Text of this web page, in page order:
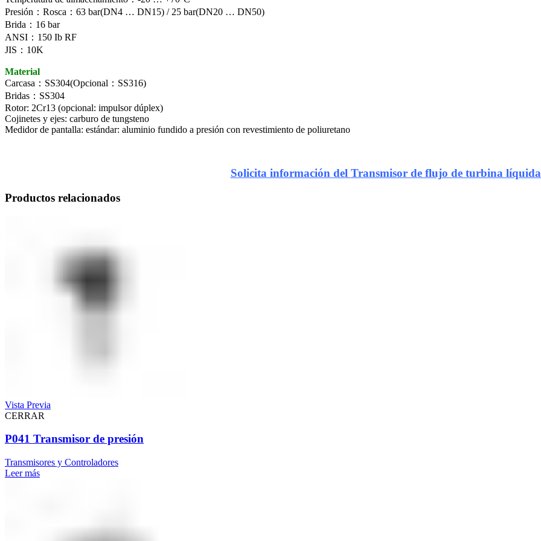
Presión：Rosca：63 bar(DN4 … DN15) / 25 bar(DN20 … DN50)
Brida：16 bar
ANSI：150 Ib RF
JIS：10K
Material
Carcasa：SS304(Opcional：SS316)
Bridas：SS304
Rotor: 2Cr13 (opcional: impulsor dúplex)
Cojinetes y ejes: carburo de tungsteno
Medidor de pantalla: estándar: aluminio fundido a presión con revestimiento de poliuretano
Solicita información del Transmisor de flujo de turbina
Productos relacionados
Vista Previa
CERRAR
P041 Transmisor de presión
Transmisores y Controladores
Leer más